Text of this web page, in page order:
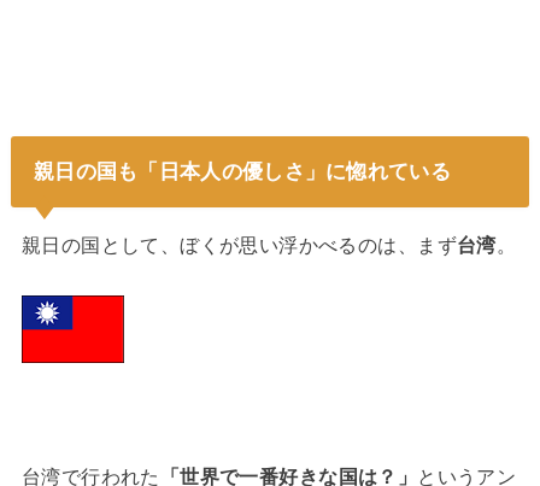
親日の国も「日本人の優しさ」に惚れている
親日の国として、ぼくが思い浮かべるのは、まず台湾。
台湾で行われた 「世界で一番好きな国は？」
というアン